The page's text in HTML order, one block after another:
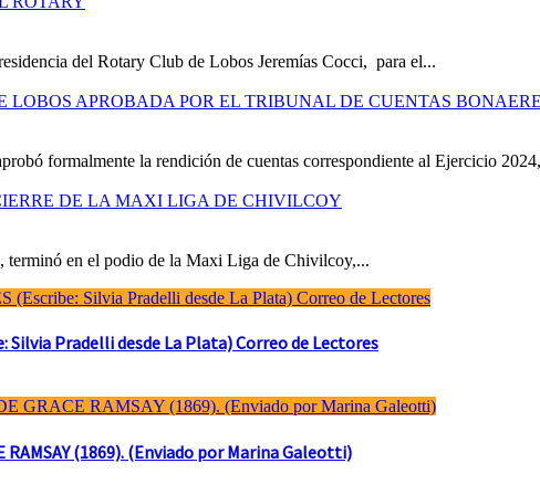
del Rotary Club de Lobos Jeremías Cocci, para el...
LOBOS APROBADA POR EL TRIBUNAL DE CUENTAS
formalmente la rendición de cuentas correspondiente al Ejercicio
DE LA MAXI LIGA DE CHIVILCOY
en el podio de la Maxi Liga de Chivilcoy,...
Silvia Pradelli desde La Plata) Correo de Lectores
RAMSAY (1869). (Enviado por Marina Galeotti)